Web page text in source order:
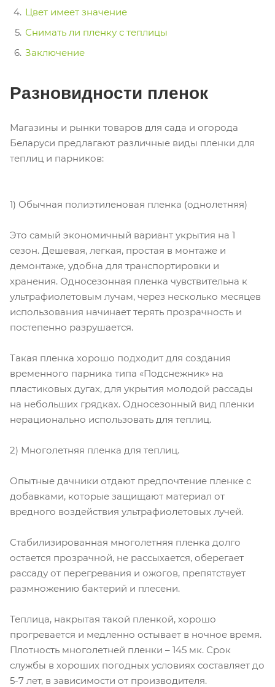
Цвет имеет значение
Снимать ли пленку с теплицы
Заключение
Разновидности пленок
Магазины и рынки товаров для сада и огорода
Беларуси предлагают различные виды пленки для
теплиц и парников:
1) Обычная полиэтиленовая пленка (однолетняя)
Это самый экономичный вариант укрытия на 1
сезон. Дешевая, легкая, простая в монтаже и
демонтаже, удобна для транспортировки и
хранения. Односезонная пленка чувствительна к
ультрафиолетовым лучам, через несколько месяцев
использования начинает терять прозрачность и
постепенно разрушается.
Такая пленка хорошо подходит для создания
временного парника типа «Подснежник» на
пластиковых дугах, для укрытия молодой рассады
на небольших грядках. Односезонный вид пленки
нерационально использовать для теплиц.
2) Многолетняя пленка для теплиц.
Опытные дачники отдают предпочтение пленке с
добавками, которые защищают материал от
вредного воздействия ультрафиолетовых лучей.
Стабилизированная многолетняя пленка долго
остается прозрачной, не рассыхается, оберегает
рассаду от перегревания и ожогов, препятствует
размножению бактерий и плесени.
Теплица, накрытая такой пленкой, хорошо
прогревается и медленно остывает в ночное время.
Плотность многолетней пленки – 145 мк. Срок
службы в хороших погодных условиях составляет до
5-7 лет, в зависимости от производителя.